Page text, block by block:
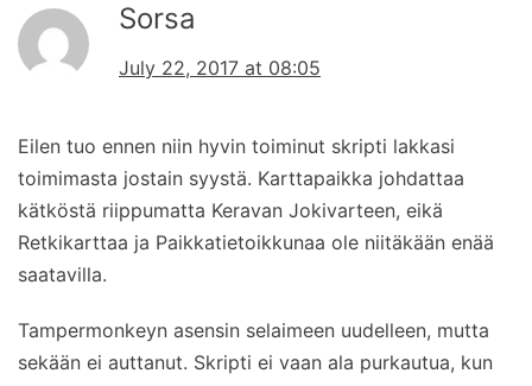
Sorsa
July 22, 2017 at 08:05
Eilen tuo ennen niin hyvin toiminut skripti lakkasi
toimimasta jostain syystä. Karttapaikka johdattaa
kätköstä riippumatta Keravan Jokivarteen, eikä
Retkikarttaa ja Paikkatietoikkunaa ole niitäkään enää
saatavilla.
Tampermonkeyn asensin selaimeen uudelleen, mutta
sekään ei auttanut. Skripti ei vaan ala purkautua, kun